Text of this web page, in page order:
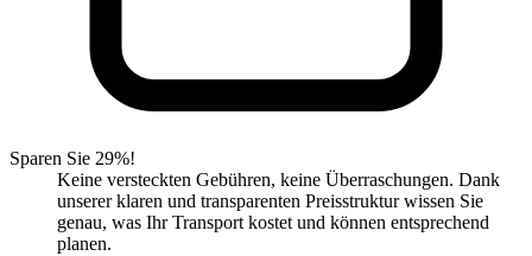
Sparen Sie 29%!
Keine versteckten Gebühren, keine Überraschungen. Dank
unserer klaren und transparenten Preisstruktur wissen Sie
genau, was Ihr Transport kostet und können entsprechend
planen.